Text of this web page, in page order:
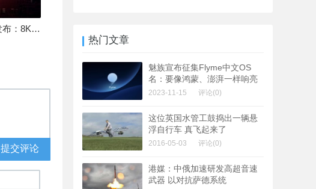
骁龙8 Gen3正式发布：8K240手游成真！AI性能飙升98％
提交评论
热门文章
魅族宣布征集Flyme中文OS
名：要像鸿蒙、澎湃一样响亮
2023-11-15 评论(0)
这位英国水管工鼓捣出一辆悬
浮自行车 真飞起来了
2016-05-03 评论(0)
港媒：中俄加速研发高超音速
武器 以对抗萨德系统